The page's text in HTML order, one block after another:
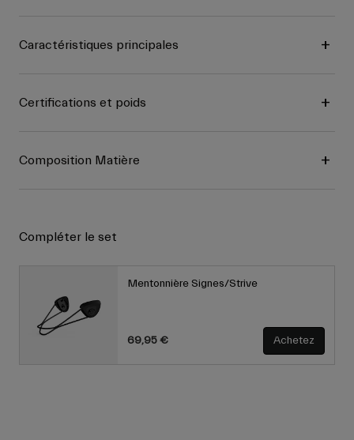
Caractéristiques principales
Certifications et poids
Composition Matière
Compléter le set
Mentonnière Signes/Strive
69,95 € Achetez